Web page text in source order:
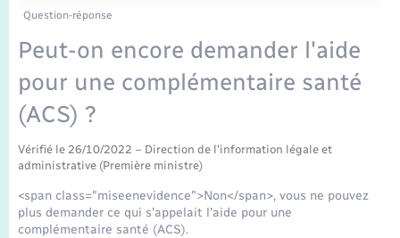
Mariage – PACS
Parrainage civil
Question-réponse
Peut-on encore demander l'aide
pour une complémentaire santé
(ACS) ?
Vérifié le 26/10/2022 – Direction de l'information légale et
administrative (Première ministre)
<span class="miseenevidence">Non</span>, vous ne pouvez
plus demander ce qui s'appelait l'aide pour une
complémentaire santé (ACS).